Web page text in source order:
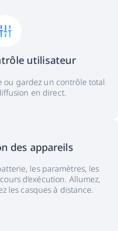
utilisateur
ou gardez un contrôle total
en direct.
des appareils
les paramètres, les
d’exécution. Allumez,
les casques à distance.